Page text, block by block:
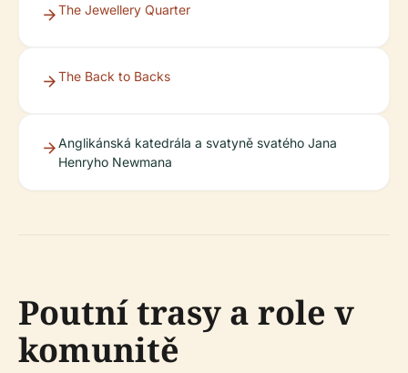
The Jewellery Quarter
The Back to Backs
Anglikánská katedrála a svatyně svatého Jana
Henryho Newmana
Poutní trasy a role v
komunitě